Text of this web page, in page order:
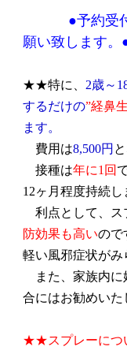
●予約受
願い致します。
★★特に、 2歳～
するだけの”経鼻
ます。
費用は8,500円
接種は年に1回
12ヶ月程度持続し
利点として、ス
防効果も高いので
軽い風邪症状がみ
また、家族内に
合にはお勧めい
★★スプレーにつ